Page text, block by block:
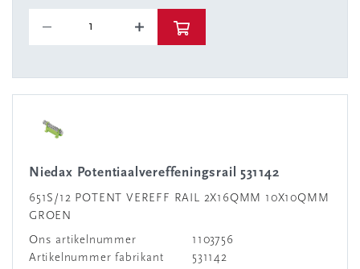
Niedax Potentiaalvereffeningsrail 531142
651S/12 POTENT VEREFF RAIL 2X16QMM 10X10QMM
GROEN
Ons artikelnummer
1103756
Artikelnummer fabrikant
531142